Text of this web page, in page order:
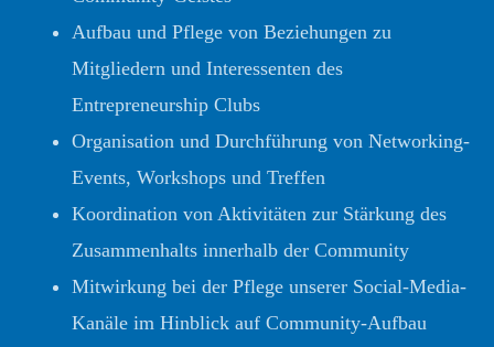
Aufbau und Pflege von Beziehungen zu
Mitgliedern und Interessenten des
Entrepreneurship Clubs
Organisation und Durchführung von Networking-
Events, Workshops und Treffen
Koordination von Aktivitäten zur Stärkung des
Zusammenhalts innerhalb der Community
Mitwirkung bei der Pflege unserer Social-Media-
Kanäle im Hinblick auf Community-Aufbau